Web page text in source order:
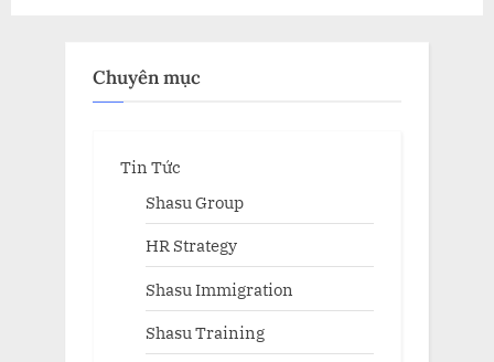
Group”
Chuyên mục
Tin Tức
Shasu Group
HR Strategy
Shasu Immigration
Shasu Training